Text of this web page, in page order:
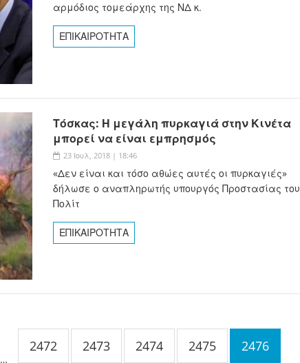
αρμόδιος τομεάρχης της ΝΔ κ.
ΕΠΙΚΑΙΡΟΤΗΤΑ
Τόσκας: Η μεγάλη πυρκαγιά στην Κινέτα
μπορεί να είναι εμπρησμός
23 Ιουλ, 2018 | 18:46
«Δεν είναι και τόσο αθώες αυτές οι πυρκαγιές»
δήλωσε ο αναπληρωτής υπουργός Προστασίας του
Πολίτ
ΕΠΙΚΑΙΡΟΤΗΤΑ
…
2472 2473 2474 2475 2476